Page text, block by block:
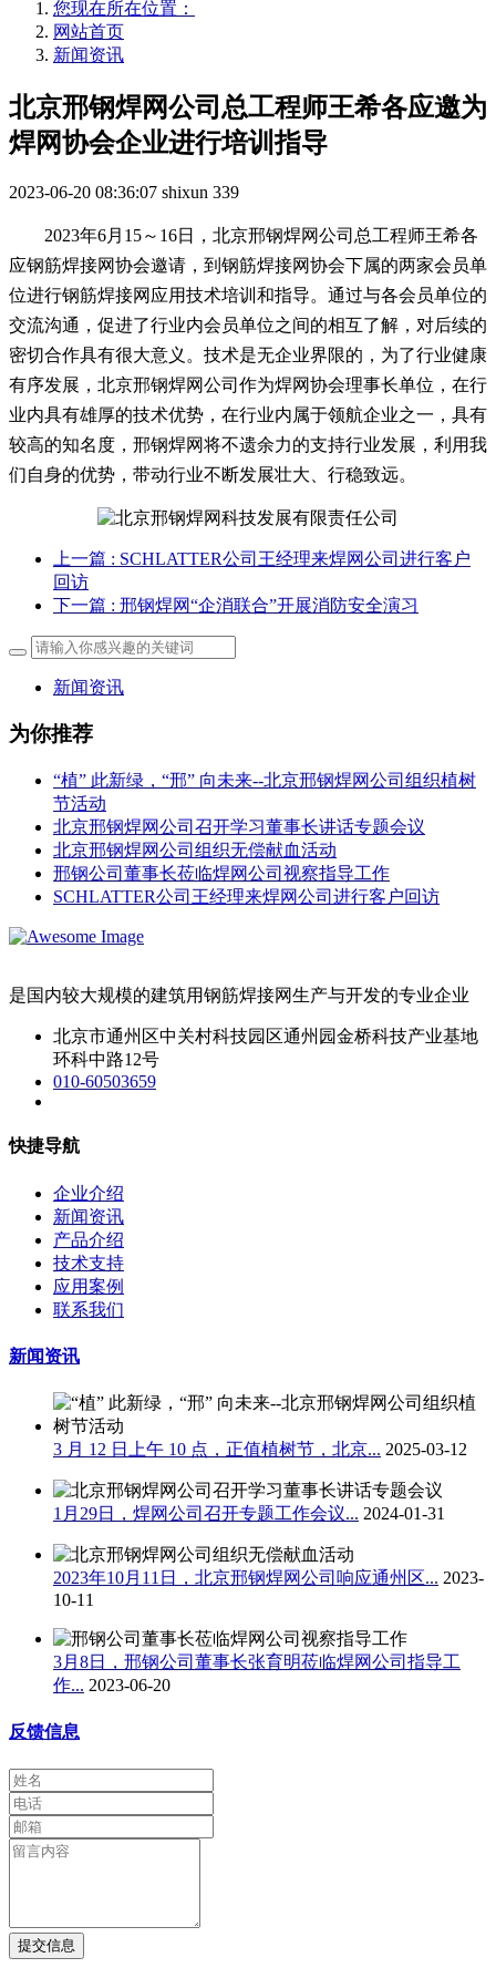
您现在所在位置：
网站首页
新闻资讯
北京邢钢焊网公司总工程师王希各应邀为
焊网协会企业进行培训指导
2023-06-20 08:36:07 shixun 339
2023年6月15～16日，北京邢钢焊网公司总工程师王希各
应钢筋焊接网协会邀请，到钢筋焊接网协会下属的两家会员单
位进行钢筋焊接网应用技术培训和指导。通过与各会员单位的
交流沟通，促进了行业内会员单位之间的相互了解，对后续的
密切合作具有很大意义。技术是无企业界限的，为了行业健康
有序发展，北京邢钢焊网公司作为焊网协会理事长单位，在行
业内具有雄厚的技术优势，在行业内属于领航企业之一，具有
较高的知名度，邢钢焊网将不遗余力的支持行业发展，利用我
们自身的优势，带动行业不断发展壮大、行稳致远。
上一篇 : SCHLATTER公司王经理来焊网公司进行客户
回访
下一篇 : 邢钢焊网“企消联合”开展消防安全演习
新闻资讯
为你推荐
“植” 此新绿，“邢” 向未来--北京邢钢焊网公司组织植树
节活动
北京邢钢焊网公司召开学习董事长讲话专题会议
北京邢钢焊网公司组织无偿献血活动
邢钢公司董事长莅临焊网公司视察指导工作
SCHLATTER公司王经理来焊网公司进行客户回访
是国内较大规模的建筑用钢筋焊接网生产与开发的专业企业
北京市通州区中关村科技园区通州园金桥科技产业基地
环科中路12号
010-60503659
快捷导航
企业介绍
新闻资讯
产品介绍
技术支持
应用案例
联系我们
新闻资讯
3 月 12 日上午 10 点，正值植树节，北京... 2025-03-12
1月29日，焊网公司召开专题工作会议... 2024-01-31
2023年10月11日，北京邢钢焊网公司响应通州区... 2023-
10-11
3月8日，邢钢公司董事长张育明莅临焊网公司指导工
作... 2023-06-20
反馈信息
提交信息